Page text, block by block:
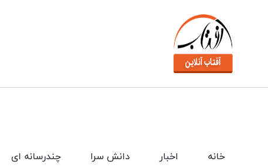
چندرسانه ای دانش سرا اخبار خانه